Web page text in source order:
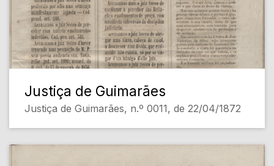
Justiça de Guimarães
Justiça de Guimarães, n.º 0011, de 22/04/1872